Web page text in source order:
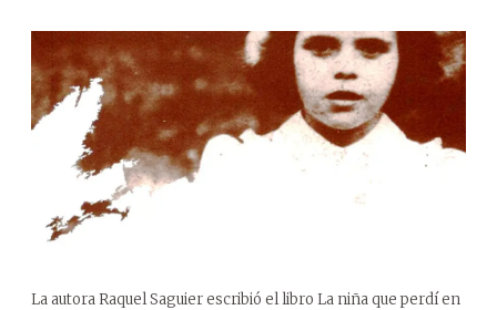
La autora Raquel Saguier escribió el libro La niña que perdí en